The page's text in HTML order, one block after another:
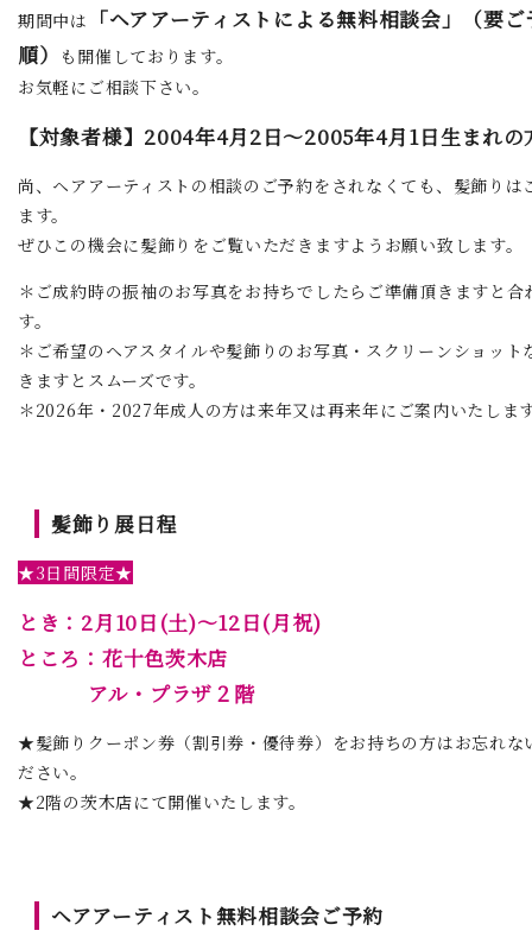
期間中は
「ヘアアーティストによる無料相談会」（要
順）
も開催しております。
お気軽にご相談下さい。
【対象者様】2004年4月2日～2005年4月1日生まれの
尚、ヘアアーティストの相談のご予約をされなくても、髪飾りは
ます。
ぜひこの機会に髪飾りをご覧いただきますようお願い致します。
＊ご成約時の振袖のお写真をお持ちでしたらご準備頂きますと合
す。
＊ご希望のヘアスタイルや髪飾りのお写真・スクリーンショット
きますとスムーズです。
＊2026年・2027年成人の方は来年又は再来年にご案内いたしま
髪飾り展日程
★3日間限定★
とき：2月10日(土)～12日(月祝)
ところ：花十色茨木店
アル・プラザ２階
★髪飾りクーポン券（割引券・優待券）をお持ちの方はお忘れな
ださい。
★2階の茨木店にて開催いたします。
ヘアアーティスト無料相談会ご予約